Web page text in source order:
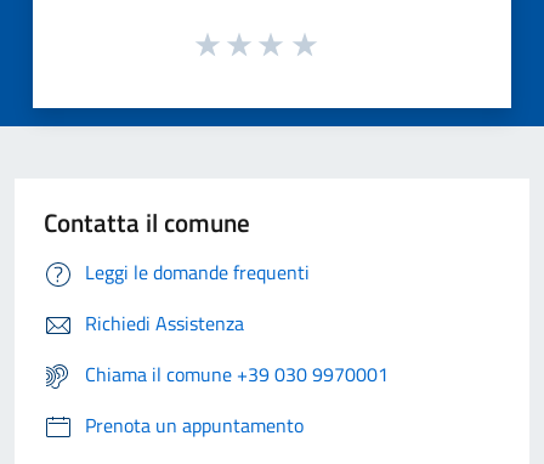
Contatta il comune
Leggi le domande frequenti
Richiedi Assistenza
Chiama il comune +39 030 9970001
Prenota un appuntamento